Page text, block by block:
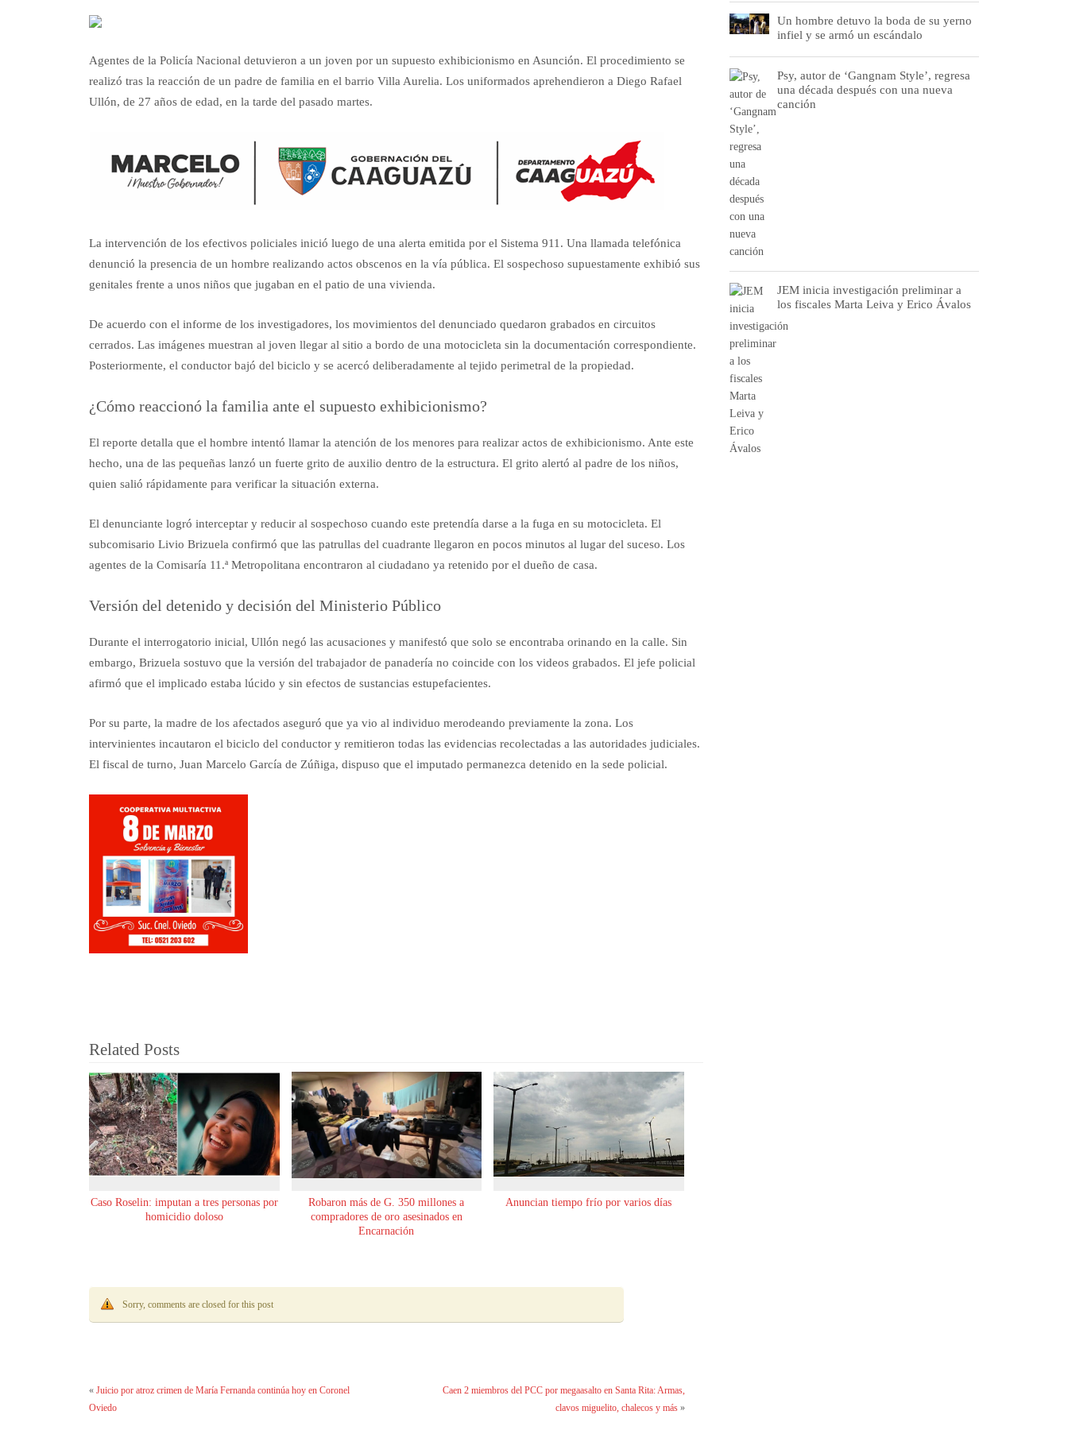
Agentes de la Policía Nacional detuvieron a un joven por un supuesto exhibicionismo en Asunción. El procedimiento se
realizó tras la reacción de un padre de familia en el barrio Villa Aurelia. Los uniformados aprehendieron a Diego Rafael
Ullón, de 27 años de edad, en la tarde del pasado martes.
La intervención de los efectivos policiales inició luego de una alerta emitida por el Sistema 911. Una llamada telefónica
denunció la presencia de un hombre realizando actos obscenos en la vía pública. El sospechoso supuestamente exhibió sus
genitales frente a unos niños que jugaban en el patio de una vivienda.
De acuerdo con el informe de los investigadores, los movimientos del denunciado quedaron grabados en circuitos
cerrados. Las imágenes muestran al joven llegar al sitio a bordo de una motocicleta sin la documentación correspondiente.
Posteriormente, el conductor bajó del biciclo y se acercó deliberadamente al tejido perimetral de la propiedad.
¿Cómo reaccionó la familia ante el supuesto exhibicionismo?
El reporte detalla que el hombre intentó llamar la atención de los menores para realizar actos de exhibicionismo. Ante este
hecho, una de las pequeñas lanzó un fuerte grito de auxilio dentro de la estructura. El grito alertó al padre de los niños,
quien salió rápidamente para verificar la situación externa.
El denunciante logró interceptar y reducir al sospechoso cuando este pretendía darse a la fuga en su motocicleta. El
subcomisario Livio Brizuela confirmó que las patrullas del cuadrante llegaron en pocos minutos al lugar del suceso. Los
agentes de la Comisaría 11.ª Metropolitana encontraron al ciudadano ya retenido por el dueño de casa.
Versión del detenido y decisión del Ministerio Público
Durante el interrogatorio inicial, Ullón negó las acusaciones y manifestó que solo se encontraba orinando en la calle. Sin
embargo, Brizuela sostuvo que la versión del trabajador de panadería no coincide con los videos grabados. El jefe policial
afirmó que el implicado estaba lúcido y sin efectos de sustancias estupefacientes.
Por su parte, la madre de los afectados aseguró que ya vio al individuo merodeando previamente la zona. Los
intervinientes incautaron el biciclo del conductor y remitieron todas las evidencias recolectadas a las autoridades judiciales.
El fiscal de turno, Juan Marcelo García de Zúñiga, dispuso que el imputado permanezca detenido en la sede policial.
Related Posts
Caso Roselin: imputan a tres personas por
homicidio doloso
Robaron más de G. 350 millones a
compradores de oro asesinados en
Encarnación
Anuncian tiempo frío por varios días
Sorry, comments are closed for this post
« Juicio por atroz crimen de María Fernanda continúa hoy en Coronel
Oviedo
Caen 2 miembros del PCC por megaasalto en Santa Rita: Armas,
clavos miguelito, chalecos y más»
Un hombre detuvo la boda de su yerno
infiel y se armó un escándalo
Psy, autor de ‘Gangnam Style’, regresa
una década después con una nueva
canción
JEM inicia investigación preliminar a
los fiscales Marta Leiva y Erico Ávalos